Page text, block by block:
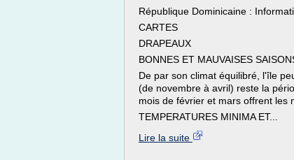
République Dominicaine :
CARTES
DRAPEAUX
BONNES ET MAUVAISES
De par son climat équilibré, l'île
(de novembre à avril) reste la
mois de février et mars offrent les
TEMPERATURES MINIMA ET...
Lire la suite